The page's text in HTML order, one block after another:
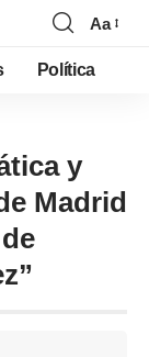
Aa
Política
y
Madrid